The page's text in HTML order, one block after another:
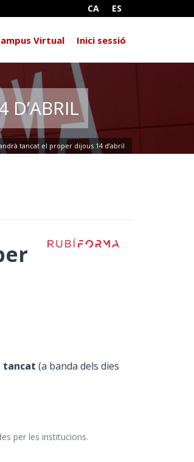
CA ES
Virtual Inici sessió
D’ABRIL
tancat el proper dijous 14 d’abril
tancat (a banda dels dies
per les institucions.